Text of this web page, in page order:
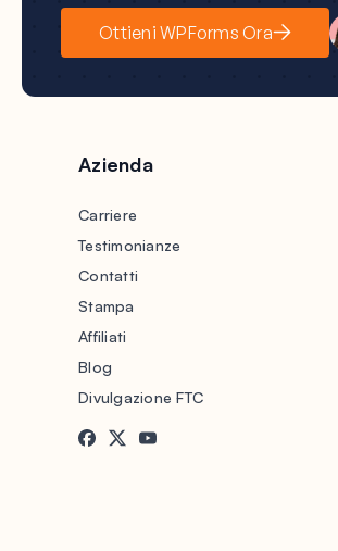
Ottieni WPForms Ora
Azienda
Carriere
Testimonianze
Contatti
Stampa
Affiliati
Blog
Divulgazione FTC